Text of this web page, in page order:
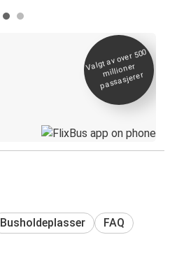
Valgt av over 500
millioner
passasjerer
Busholdeplasser
FAQ